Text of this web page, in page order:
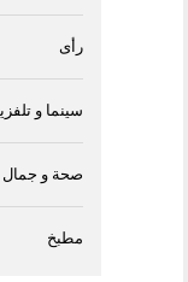
رأى
سينما و
صحة و جمال
مطبخ